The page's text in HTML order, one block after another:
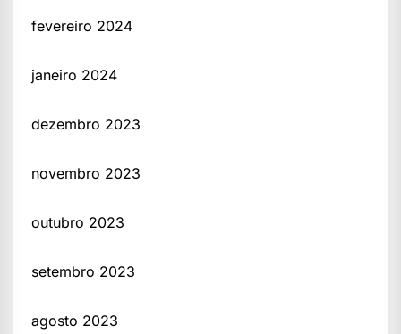
fevereiro 2024
janeiro 2024
dezembro 2023
novembro 2023
outubro 2023
setembro 2023
agosto 2023